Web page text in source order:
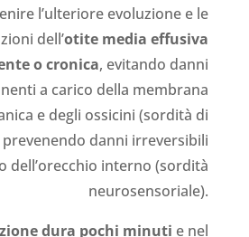
l’ulteriore evoluzione e le
dell’otite media effusiva
o cronica, evitando danni
a carico della membrana
e degli ossicini (sordità di
danni irreversibili
dell’orecchio interno (sordità
neurosensoriale).
dura pochi minuti e nel